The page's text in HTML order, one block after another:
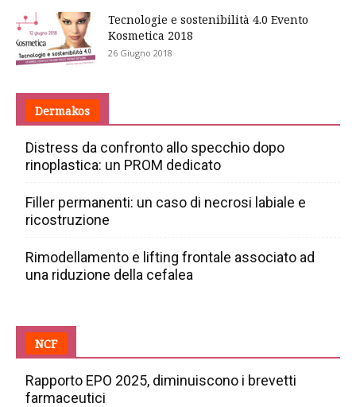
Tecnologie e sostenibilità 4.0 Evento
Kosmetica 2018
26 Giugno 2018
Dermakos
Distress da confronto allo specchio dopo
rinoplastica: un PROM dedicato
Filler permanenti: un caso di necrosi labiale e
ricostruzione
Rimodellamento e lifting frontale associato ad
una riduzione della cefalea
NCF
Rapporto EPO 2025, diminuiscono i brevetti
farmaceutici